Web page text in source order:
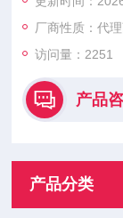
动力机的机械能
ATOS叶片泵转子
厂商性质：代
访问量：2251
产品
产品分类